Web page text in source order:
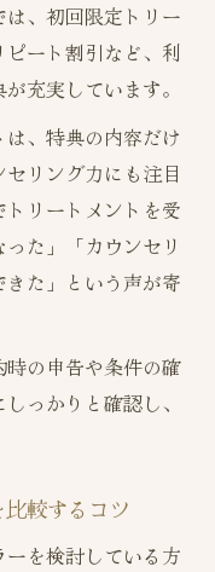
、初回限定トリー
ート割引など、利
充実しています。
、特典の内容だけ
リング力にも注目
リートメントを受
た」「カウンセリ
た」という声が寄
の申告や条件の確
っかりと確認し、
較するコツ
を検討している方